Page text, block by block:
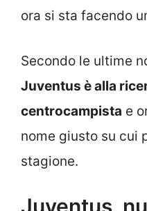
ora si sta facendo
Secondo le ultime
Juventus è alla
centrocampista e
nome giusto su cui
stagione.